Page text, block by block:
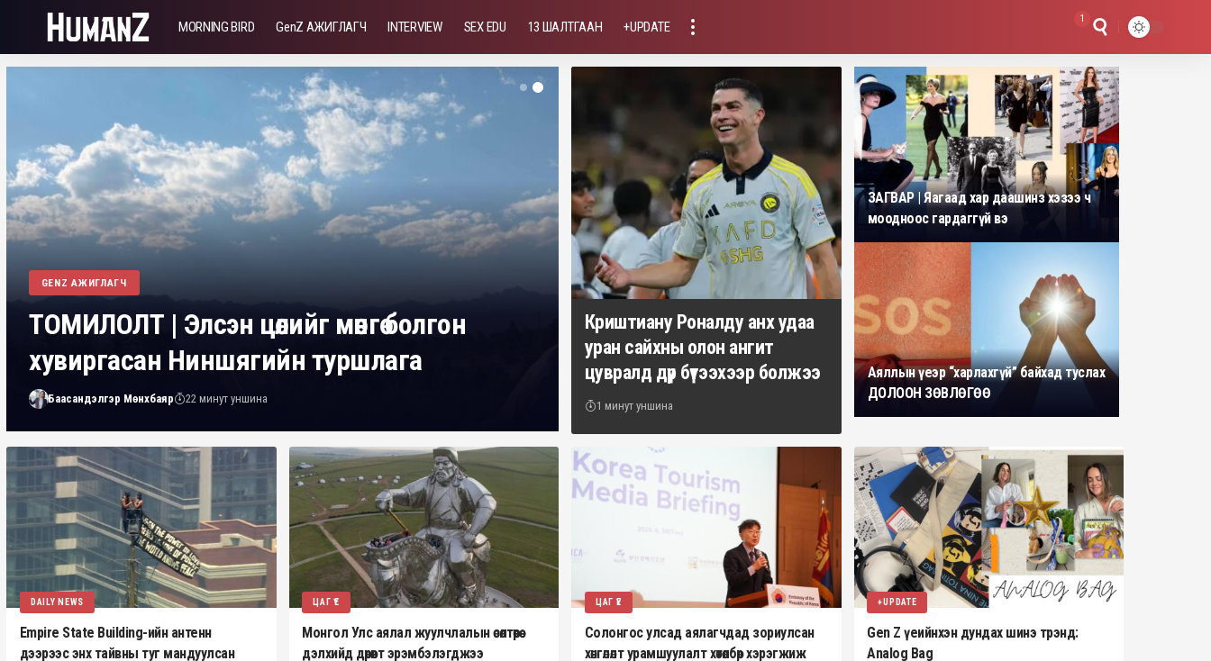
MORNING BIRD GenZ АЖИГЛАГЧ INTERVIEW SEX EDU 13 ШАЛТГААН +UPDATE
1
GENZ АЖИГЛАГЧ
ТОМИЛОЛТ | Элсэн цөлийг мөнгө болгон
хувиргасан Ниншягийн туршлага
Баасандэлгэр Мөнхбаяр 22 минут уншина
Криштиану Роналду анх удаа
уран сайхны олон ангит
цувралд дүр бүтээхээр болжээ
1 минут уншина
ЗАГВАР | Яагаад хар даашинз хэзээ ч
моодноос гардаггүй вэ
Аяллын үеэр “харлахгүй” байхад туслах
ДОЛООН ЗӨВЛӨГӨӨ
DAILY NEWS
Empire State Building-ийн антенн
дээрээс энх тайвны туг мандуулсан
ЦАГ ҮЕ
Монгол Улс аялал жуулчлалын өсөлтөөрөө
дэлхийд дөрөвт эрэмбэлэгджээ
ЦАГ ҮЕ
Солонгос улсад аялагчдад зориулсан
хөнгөлөлт урамшуулалт хөтөлбөр хэрэгжиж
+UPDATE
Gen Z үеийнхэн дундах шинэ трэнд:
Analog Bag